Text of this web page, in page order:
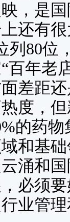
，是
还有
列80位
百年老
差距
度，
的药
和基
涌和
必须
业管